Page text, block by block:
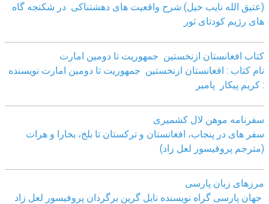
(عتیق الله نایب خیل) شرح واقعیت های دهشتناکی در شکنجه گاه
های رژیم کودتای ثور
کتاب افغانستان ازنخستین جمهوریت تا دومین امارت
نام کتاب : افغانستان ازنخستین جمهوریت تا دومین امارت نویسنده
: کریم پیکار پامیر
سفرنامه موهن لال کشمیری
سفر های در پنجاب، افغانستان و ترکستان تا بلخ، بخارا و هرات
(مترجم پروقیسور لعل زاد)
مرزهای زبان پارسی
جهان پارسی گراه نویسنده نایل گرین برگردان پروفیسور لعل زاد